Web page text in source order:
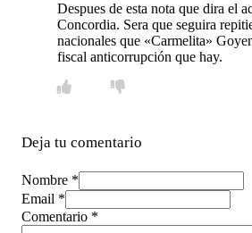
Despues de esta nota que dira el
Concordia. Sera que seguira
nacionales que «Carmelita»
fiscal anticorrupción que hay.
Deja tu comentario
Nombre *
Email *
Comentario *